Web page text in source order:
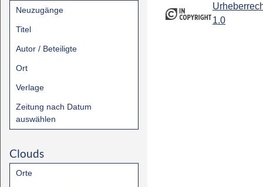
Neuzugänge
Titel
Autor / Beteiligte
Ort
Verlage
Zeitung nach Datum
auswählen
Clouds
Orte
1.0